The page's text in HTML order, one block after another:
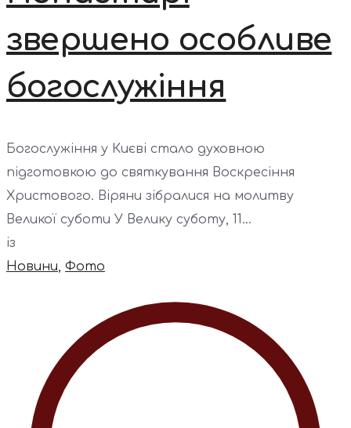
звершено особливе
богослужіння
Богослужіння у Києві стало духовною
підготовкою до святкування Воскресіння
Христового. Віряни зібралися на молитву
Великої суботи У Велику суботу, 11...
із
Новини, Фото